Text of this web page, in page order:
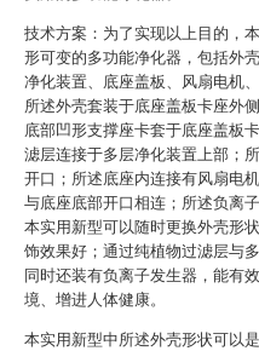
技术方案：为了实现以上目的，
形可变的多功能净化器，包括外
净化装置、底座盖板、风扇电机
所述外壳套装于底座盖板卡座外
底部凹形支撑座卡套于底座盖板
滤层连接于多层净化装置上部；
开口；所述底座内连接有风扇电
与底座底部开口相连；所述负离
本实用新型可以随时更换外壳形
饰效果好；通过纯植物过滤层与
同时还装有负离子发生器，能有
境、增进人体健康。
本实用新型中所述外壳形状可以